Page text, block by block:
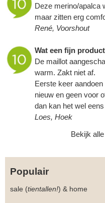
Deze merino/apalca
maar zitten erg
René, Voorshout
Wat een fijn product
De maillot
warm. Zakt niet af.
Eerste keer
nieuw en geen voor
dan kan het wel
Loes, Hoek
Bekijk alle
Populair
sale (tientallen!) & home